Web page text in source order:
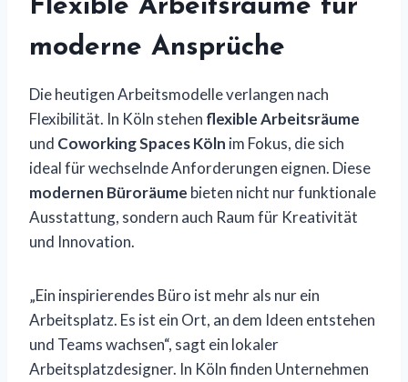
Flexible Arbeitsräume für
moderne Ansprüche
Die heutigen Arbeitsmodelle verlangen nach
Flexibilität. In Köln stehen flexible Arbeitsräume
und Coworking Spaces Köln im Fokus, die sich
ideal für wechselnde Anforderungen eignen. Diese
modernen Büroräume bieten nicht nur funktionale
Ausstattung, sondern auch Raum für Kreativität
und Innovation.
„Ein inspirierendes Büro ist mehr als nur ein
Arbeitsplatz. Es ist ein Ort, an dem Ideen entstehen
und Teams wachsen“, sagt ein lokaler
Arbeitsplatzdesigner. In Köln finden Unternehmen